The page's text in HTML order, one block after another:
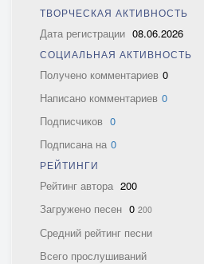
ТВОРЧЕСКАЯ АКТИВНОСТЬ
Дата регистрации 08.06.2026
СОЦИАЛЬНАЯ АКТИВНОСТЬ
Получено комментариев 0
Написано комментариев 0
Подписчиков 0
Подписана на 0
РЕЙТИНГИ
Рейтинг автора 200
Загружено песен 0 200
Средний рейтинг песни
Всего прослушиваний